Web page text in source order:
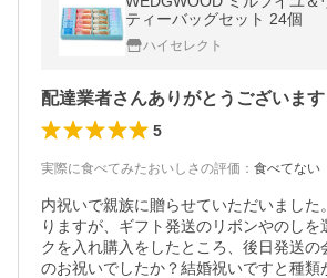
ティーバッグセット 24個
ハイセレクト
配達業者さんありがとうございます
5
実際に食べてみたおいしさの評価 ： 食べてない
内祝いで親族に贈らせていただいました
りますが、ギフト発送のリボンやのしを
クを入れ購入をしたところ、後日発送の
のお祝いでしたか？結婚祝いですと種類